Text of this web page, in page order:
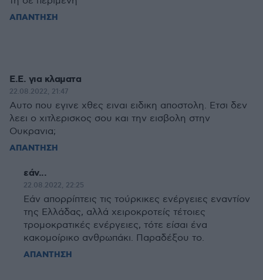
ΑΠΑΝΤΗΣΗ
Ε.Ε. για κλαματα
22.08.2022, 21:47
Αυτο που εγινε χθες ειναι ειδικη αποστολη. Ετσι δεν
λεει ο χιτλερισκος σου και την εισβολη στην
Ουκρανια;
ΑΠΑΝΤΗΣΗ
εάν...
22.08.2022, 22:25
Εάν απορρίπτεις τις τούρκικες ενέργειες εναντίον
της Ελλάδας, αλλά χειροκροτείς τέτοιες
τρομοκρατικές ενέργειες, τότε είσαι ένα
κακομοίρικο ανθρωπάκι. Παραδέξου το.
ΑΠΑΝΤΗΣΗ